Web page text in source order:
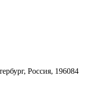
Россия, 196084